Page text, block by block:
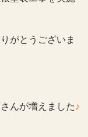
がとうございま
んが増えました♪